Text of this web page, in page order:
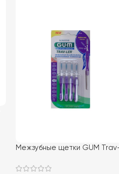
Межзубные щетки GUM
ручкой для легкости